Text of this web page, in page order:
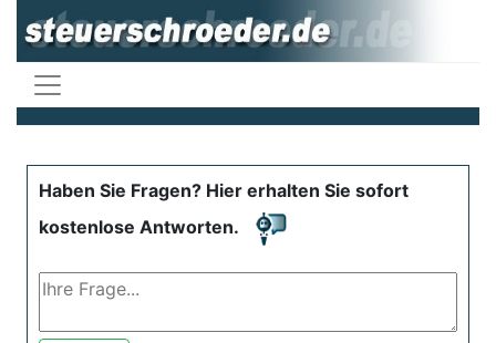
Haben Sie Fragen? Hier erhalten Sie sofort
kostenlose Antworten.